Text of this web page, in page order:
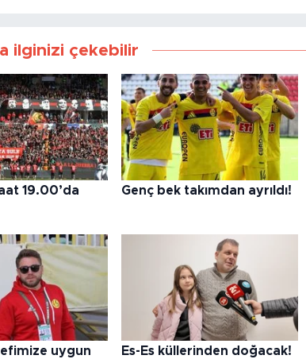
ilginizi çekebilir
19.00’da
Genç bek takımdan ayrıldı!
uygun
Es-Es küllerinden doğacak!